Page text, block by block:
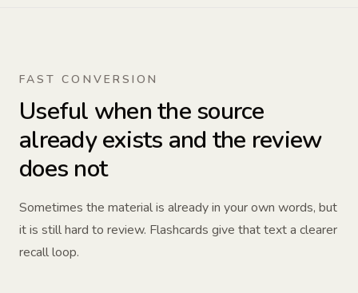
FAST CONVERSION
Useful when the source
already exists and the review
does not
Sometimes the material is already in your own words, but
it is still hard to review. Flashcards give that text a clearer
recall loop.